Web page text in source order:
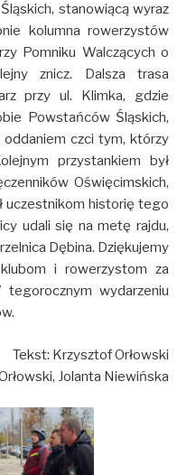
stanowiącą wyraz
kolumna rowerzystów
Pomniku Walczących o
znicz. Dalsza trasa
przy ul. Klimka, gdzie
Powstańców Śląskich,
oddaniem czci tym, którzy
przystankiem był
Oświęcimskich,
uczestnikom historię tego
udali się na metę rajdu,
Dębina. Dziękujemy
i rowerzystom za
wydarzeniu
Tekst: Krzysztof Orłowski
Jolanta Niewińska